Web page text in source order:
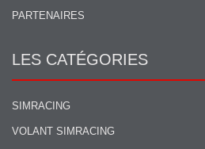
PARTENAIRES
LES CATÉGORIES
SIMRACING
VOLANT SIMRACING